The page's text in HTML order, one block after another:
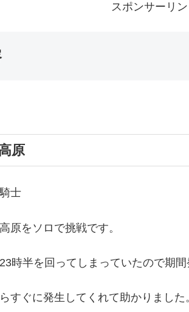
スポンサーリン
原
士
原をソロで挑戦です。
時半を回ってしまっていたので期
すぐに発生してくれて助かりました